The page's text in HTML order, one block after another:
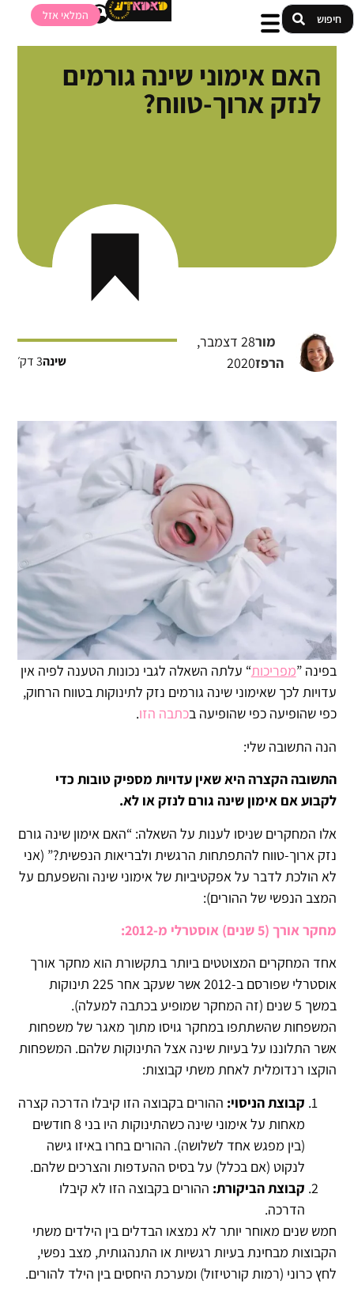
המלאי אזל
האם אימוני שינה גורמים
לנזק ארוך-טווח?
3 דק׳שינה
28 דצמבר,
2020
מור
הרפז
בפינה ”מפריכות“ עלתה השאלה לגבי נכונות הטענה לפיה אין
עדויות לכך שאימוני שינה גורמים נזק לתינוקות בטווח הרחוק,
כפי שהופיעה כפי שהופיעה בכתבה הזו.
הנה התשובה שלי:
התשובה הקצרה היא שאין עדויות מספיק טובות כדי
לקבוע אם אימון שינה גורם לנזק או לא.
אלו המחקרים שניסו לענות על השאלה: “האם אימון שינה גורם
נזק ארוך-טווח להתפתחות הרגשית ולבריאות הנפשית?” (אני
לא הולכת לדבר על אפקטיביות של אימוני שינה והשפעתם על
המצב הנפשי של ההורים):
מחקר אורך (5 שנים) אוסטרלי מ-2012:
אחד המחקרים המצוטטים ביותר בתקשורת הוא מחקר אורך
אוסטרלי שפורסם ב-2012 אשר שעקב אחר 225 תינוקות
במשך 5 שנים (זה המחקר שמופיע בכתבה למעלה).
המשפחות שהשתתפו במחקר גויסו מתוך מאגר של משפחות
אשר התלוננו על בעיות שינה אצל התינוקות שלהם. המשפחות
הוקצו רנדומלית לאחת משתי קבוצות:
קבוצת הניסוי: ההורים בקבוצה הזו קיבלו הדרכה קצרה
מאחות על אימוני שינה כשהתינוקות היו בני 8 חודשים
(בין מפגש אחד לשלושה). ההורים בחרו באיזו גישה
לנקוט (אם בכלל) על בסיס ההעדפות והצרכים שלהם.
קבוצת הביקורת: ההורים בקבוצה הזו לא קיבלו
הדרכה.
חמש שנים מאוחר יותר לא נמצאו הבדלים בין הילדים משתי
הקבוצות מבחינת בעיות רגשיות או התנהגותית, מצב נפשי,
לחץ כרוני (רמות קורטיזול) ומערכת היחסים בין הילד להורים.